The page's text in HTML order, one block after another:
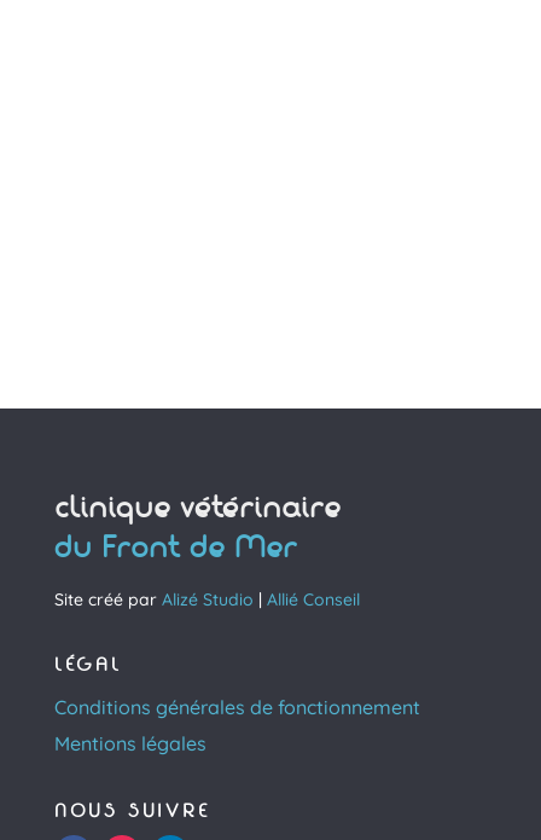
clinique vétérinaire
du Front de Mer
Site créé par Alizé Studio | Allié Conseil
LÉGAL
Conditions générales de fonctionnement
Mentions légales
NOUS SUIVRE